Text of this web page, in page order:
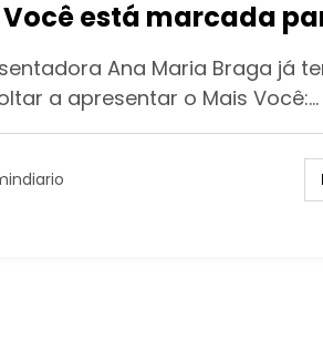
está marcada
Ana Maria Braga já
a apresentar o Mais Você:…